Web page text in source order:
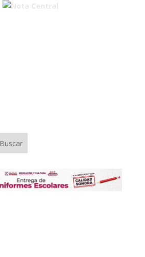
Buscar